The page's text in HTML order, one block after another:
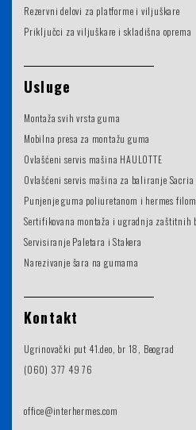
Rezervni delovi za platforme i viljuškare
Priključci za viljuškare i skladišna oprema
Usluge
Montaža svih vrsta guma
Mobilna presa za montažu guma
Ovlašćeni servis mašina HAULOTTE
Ovlašćeni servis mašina za baliranje Sacria
Punjenje guma poliuretanom i hermes filom
Sertifikovana montaža i ugradnja zaštitnih
Servisiranje Paletara i Stakera
Narezivanje šara na gumama
Kontakt
Ugrinovački put 41.deo, br 18, Beograd
(060) 377 49 76
office@interhermes.com